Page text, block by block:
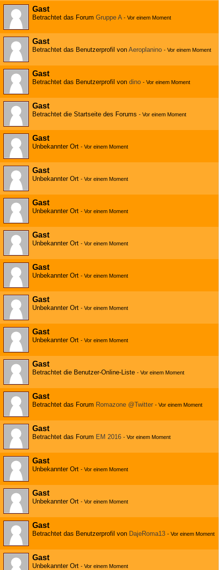
Gast
Betrachtet das Forum Gruppe A - Vor einem Moment
Gast
Betrachtet das Benutzerprofil von Aeroplanino - Vor einem Moment
Gast
Betrachtet das Benutzerprofil von dino - Vor einem Moment
Gast
Betrachtet die Startseite des Forums - Vor einem Moment
Gast
Unbekannter Ort - Vor einem Moment
Gast
Unbekannter Ort - Vor einem Moment
Gast
Unbekannter Ort - Vor einem Moment
Gast
Unbekannter Ort - Vor einem Moment
Gast
Unbekannter Ort - Vor einem Moment
Gast
Unbekannter Ort - Vor einem Moment
Gast
Unbekannter Ort - Vor einem Moment
Gast
Betrachtet die Benutzer-Online-Liste - Vor einem Moment
Gast
Betrachtet das Forum Romazone @Twitter - Vor einem Moment
Gast
Betrachtet das Forum EM 2016 - Vor einem Moment
Gast
Unbekannter Ort - Vor einem Moment
Gast
Unbekannter Ort - Vor einem Moment
Gast
Betrachtet das Benutzerprofil von DajeRoma13 - Vor einem Moment
Gast
Unbekannter Ort - Vor einem Moment